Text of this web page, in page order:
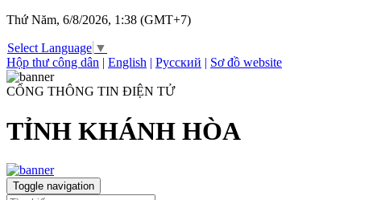
Thứ Năm, 6/8/2026, 1:38 (GMT+7)
Select Language ▼
Hộp thư công dân | English | Русский | Sơ đồ website
CỔNG THÔNG TIN ĐIỆN TỬ
TỈNH KHÁNH HÒA
Toggle navigation